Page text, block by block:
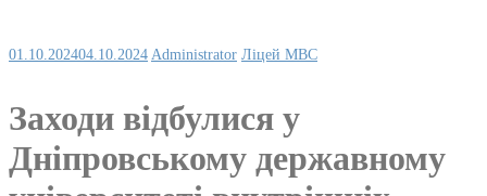
01.10.202404.10.2024 Administrator Ліцей МВС
Заходи відбулися у
Дніпровському державному